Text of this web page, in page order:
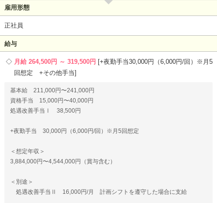
雇用形態
正社員
給与
月給 264,500円 ～ 319,500円
+夜勤手当30,000円（6,000円/回）※月5
回想定 +その他手当
基本給 211,000円〜241,000円
資格手当 15,000円〜40,000円
処遇改善手当Ⅰ 38,500円
+夜勤手当 30,000円（6,000円/回）※月5回想定
＜想定年収＞
3,884,000円〜4,544,000円（賞与含む）
＜別途＞
処遇改善手当Ⅱ 16,000円/月 計画シフトを遵守した場合に支給